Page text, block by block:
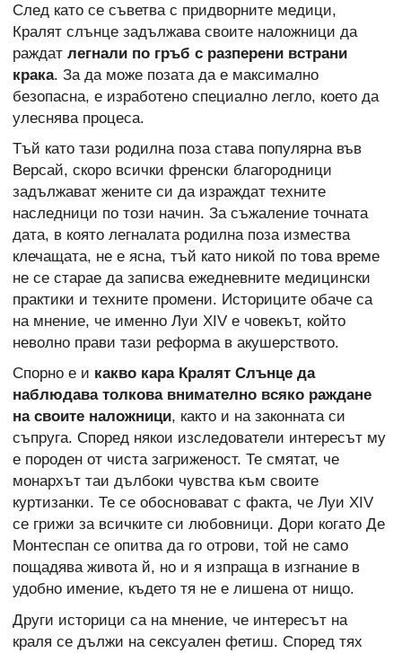
След като се съветва с придворните медици,
Кралят слънце задължава своите наложници да
раждат легнали по гръб с разперени встрани
крака. За да може позата да е максимално
безопасна, е изработено специално легло, което да
улеснява процеса.
Тъй като тази родилна поза става популярна във
Версай, скоро всички френски благородници
задължават жените си да израждат техните
наследници по този начин. За съжаление точната
дата, в която легналата родилна поза измества
клечащата, не е ясна, тъй като никой по това време
не се старае да записва ежедневните медицински
практики и техните промени. Историците обаче са
на мнение, че именно Луи XIV е човекът, който
неволно прави тази реформа в акушерството.
Спорно е и какво кара Кралят Слънце да
наблюдава толкова внимателно всяко раждане
на своите наложници, както и на законната си
съпруга. Според някои изследователи интересът му
е породен от чиста загриженост. Те смятат, че
монархът таи дълбоки чувства към своите
куртизанки. Те се обосновават с факта, че Луи XIV
се грижи за всичките си любовници. Дори когато Де
Монтеспан се опитва да го отрови, той не само
пощадява живота й, но и я изпраща в изгнание в
удобно имение, където тя не е лишена от нищо.
Други историци са на мнение, че интересът на
краля се дължи на сексуален фетиш. Според тях